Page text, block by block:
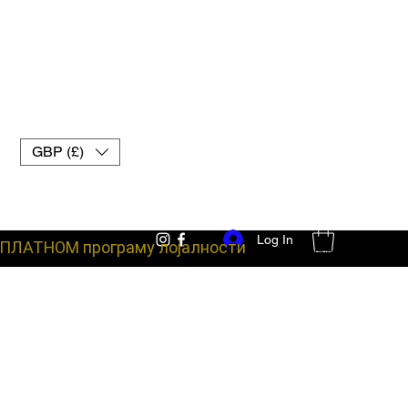
GBP (£)
Log In
програму лојалности борбена опрема ук муаи тхаи рукавице